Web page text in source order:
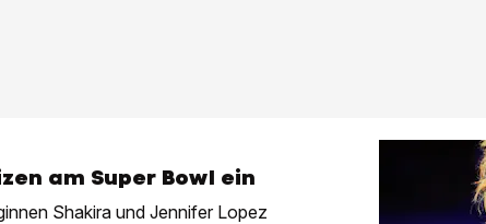
am Super Bowl ein
Shakira und Jennifer Lopez